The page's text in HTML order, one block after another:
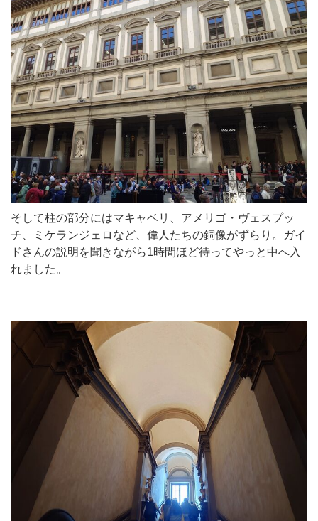
そして柱の部分にはマキャベリ、アメリゴ・ヴェスプッ
チ、ミケランジェロなど、偉人たちの銅像がずらり。ガイ
ドさんの説明を聞きながら1時間ほど待ってやっと中へ入
れました。